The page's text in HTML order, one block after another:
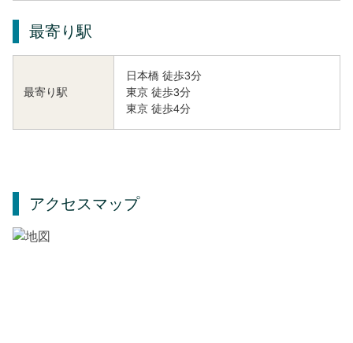
最寄り駅
最寄り駅
日本橋 徒歩3分
東京 徒歩3分
東京 徒歩4分
アクセスマップ